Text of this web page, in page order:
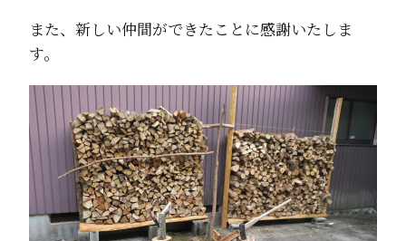
また、新しい仲間ができたことに感謝いたしま
す。